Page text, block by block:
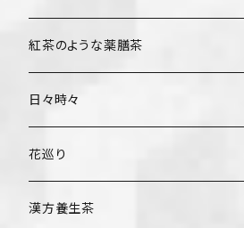
紅茶のような薬膳茶
日々時々
花巡り
漢方養生茶